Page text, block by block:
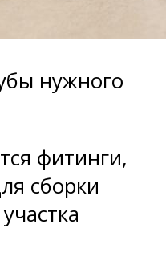
нужного
фитинги,
сборки